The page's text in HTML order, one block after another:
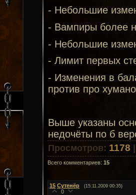
- Небольшие
- Вампиры более
- Небольшие
- Лимит первых
- Изменения в
против про
Выше указаны
недочёты по б
Просмотров: 1178
Всего комментариев: 15
15 Сутенёр (15.11.2009 00:35)
0